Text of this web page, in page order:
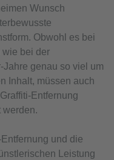
Wunsch
Obwohl es bei
wie bei der
genau so viel um
Inhalt, müssen auch
Entfernung
werden.
und die
Leistung